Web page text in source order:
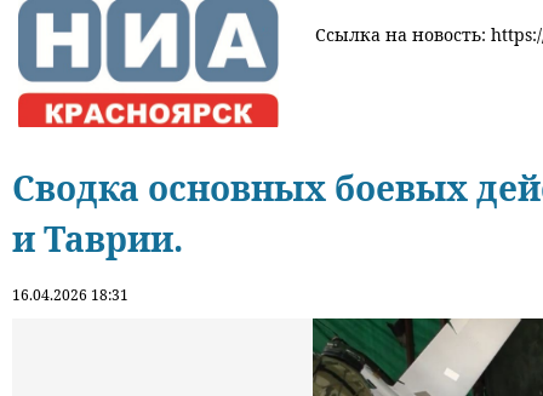
Ссылка на новость:
Сводка основных боевых
и Таврии.
16.04.2026 18:31